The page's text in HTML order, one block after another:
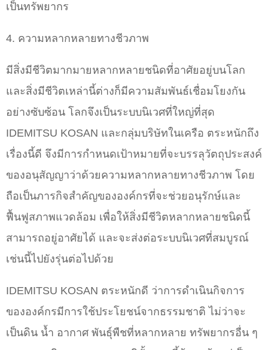
เป็นทรัพยากร
4. ความหลากหลายทางชีวภาพ
มีสิ่งมีชีวิตมากมายหลากหลายชนิดที่อาศัยอยู่บนโลก
และสิ่งมีชีวิตเหล่านี้ต่างก็มีความสัมพันธ์เชื่อมโยงกัน
อย่างซับซ้อน โลกจึงเป็นระบบนิเวศที่ใหญ่ที่สุด
IDEMITSU KOSAN และกลุ่มบริษัทในเครือ ตระหนักถึง
เรื่องนี้ดี จึงมีการกำหนดเป้าหมายที่จะบรรลุวัตถุประสงค์
ของอนุสัญญาว่าด้วยความหลากหลายทางชีวภาพ โดย
ถือเป็นภารกิจสำคัญขององค์กรที่จะช่วยอนุรักษ์และ
ฟื้นฟูสภาพแวดล้อม เพื่อให้สิ่งมีชีวิตหลากหลายชนิดนี้
สามารถอยู่อาศัยได้ และจะส่งต่อระบบนิเวศที่สมบูรณ์
เช่นนี้ไปยังรุ่นต่อไปด้วย
IDEMITSU KOSAN ตระหนักดี ว่าการดำเนินกิจการ
ขององค์กรมีการใช้ประโยชน์จากธรรมชาติ ไม่ว่าจะ
เป็นดิน น้ำ อากาศ พันธุ์พืชที่หลากหลาย ทรัพยากรอื่น ๆ